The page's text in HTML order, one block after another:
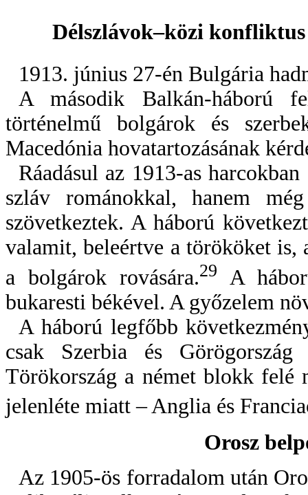
Délszlávok–közi
1913. június 27-én Bulgária
A második Balkán-háború
történelmű bolgárok és
Macedónia hovatartozásának
Ráadásul az 1913-as
szláv románokkal, hanem
szövetkeztek. A háború
valamit, beleértve a törököket is,
a bolgárok rovására.29
A
bukaresti békével. A győzelem
A háború legfőbb
csak Szerbia és
Törökország a német blokk felé
jelenléte miatt – Anglia és
Orosz
Az 1905-ös forradalom után